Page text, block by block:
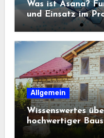
Was ist Asana?
und Einsatz im
Allgemein
Wissenswertes
hochwertiger
beim Hausbau